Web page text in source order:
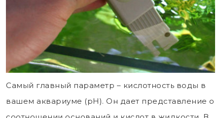
Самый главный параметр – кислотность воды в
вашем аквариуме (рН). Он дает представление о